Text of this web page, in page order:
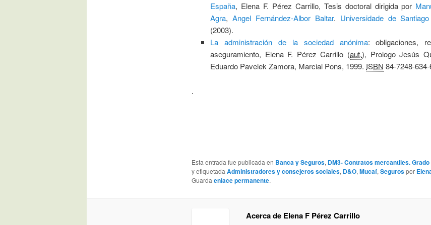
España, Elena F. Pérez Carrillo, Tesis doctoral dirigida por
Agra,Angel Fernández-Albor Baltar. Universidade de
(2003).
La administración de la sociedad anónima:obligaciones,
aseguramiento, Elena F. Pérez Carrillo (aut.), Prologo Jesús
Eduardo Pavelek Zamora, Marcial Pons, 1999. ISBN 84-7248-
.
Esta entrada fue publicada en Banca y Seguros, DM3- Contratos mercantiles.
y etiquetada Administradores y consejeros sociales, D&O, Mucaf, Segurospor
Guarda enlace permanente.
Acerca de Elena F Pérez Carrillo